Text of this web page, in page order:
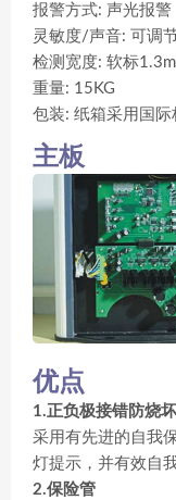
报警方式: 声光报警
灵敏度/声音: 可调
检测宽度: 软标
重量: 15KG
包装: 纸箱采用国际
主板
优点
1.正负极接错防烧
采用有先进的自我
灯提示，并有效自
2.保险管